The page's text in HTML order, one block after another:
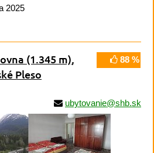
2025
88 %
(1.345 m)
Pleso
ubytovanie@shb.sk